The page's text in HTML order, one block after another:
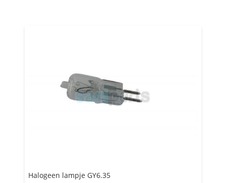
Halogeen lampje GY6.35